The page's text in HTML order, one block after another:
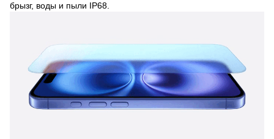
брызг, воды и пыли IP68.